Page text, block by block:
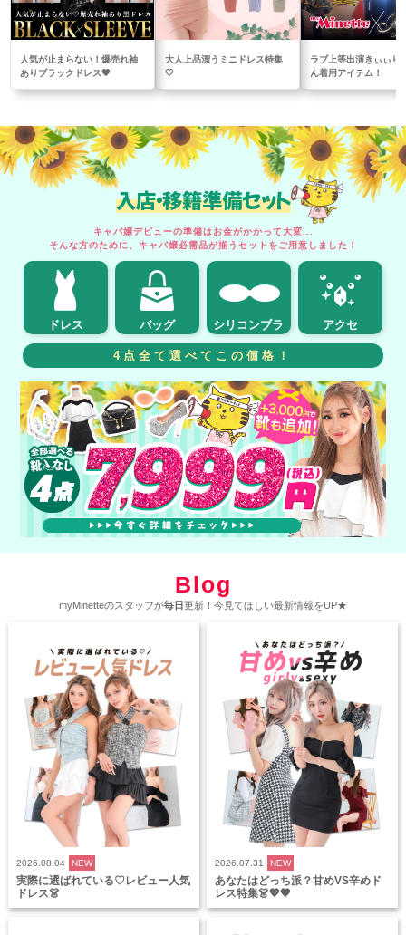
人気が止まらない！爆売れ袖
ありブラックドレス🖤
大人上品漂うミニドレス特集
🤍
ラブ上等出演きぃぃり
ん着用アイテム！
入店・移籍準備セット
キャバ嬢デビューの準備はお金がかかって大変...
そんな方のために、キャバ嬢必需品が揃うセットをご用意しました！
ドレス バッグ シリコンブラ アクセ
4点全て選べてこの価格！
Blog
myMinetteのスタッフが毎日更新！今見てほしい最新情報をUP★
2026.08.04 NEW
実際に選ばれている♡レビュー人気
ドレス👗
2026.07.31 NEW
あなたはどっち派？甘めVS辛めド
レス特集👗💖🖤